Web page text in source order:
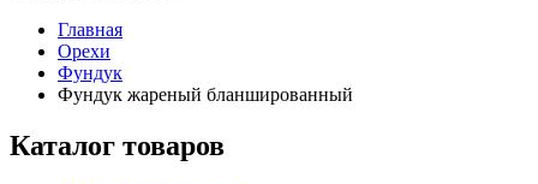
Главная
Орехи
Фундук
Фундук жареный бланшированный
Каталог товаров